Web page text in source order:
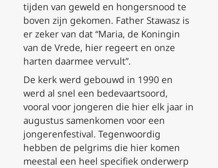
tijden van geweld en hongersnood te
boven zijn gekomen. Father Stawasz is
er zeker van dat “Maria, de Koningin
van de Vrede, hier regeert en onze
harten daarmee vervult”.
De kerk werd gebouwd in 1990 en
werd al snel een bedevaartsoord,
vooral voor jongeren die hier elk jaar in
augustus samenkomen voor een
jongerenfestival. Tegenwoordig
hebben de pelgrims die hier komen
meestal een heel specifiek onderwerp